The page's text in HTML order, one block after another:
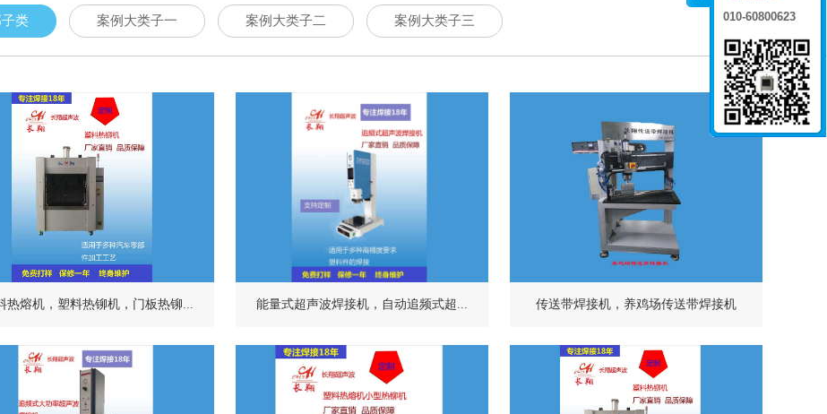
类 案例大类子一 案例大类子二 案例大类子三
热熔机，塑料热铆机，门板热铆... 能量式超声波焊接机，自动追频式超... 传送带焊接机，养鸡场传送带焊接机
010-60800623